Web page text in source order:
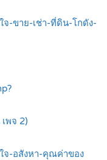
-ขาย-เช่า-ที่ดิน-โกดัง-
พจ 2)
จ-อสังหา-คุณค่าของ